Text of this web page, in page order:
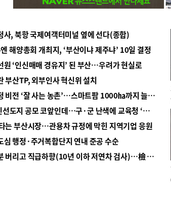
, 북항 국제여객터미널 옆에 선다(종합)
해양총회 개최지, ‘부산이냐 제주냐’ 10일 결정
‘인신매매 경유지’ 된 부산…우려가 현실로
부산TP, 외부인사 혁신위 설치
■ 경남 농정 비전 ‘잘 사는 농촌’…스마트팜 1000㏊까지 늘린다
■ 교육혁신선도지 공모 코앞인데…구·군 난색에 교육청 ‘쩔쩔’
는 부산시장…관용차 규정에 막힌 지역기업 응원
행정·주거복합단지 연내 준공 수순
■ 검사 신분 버리고 직급하향(10년 이하 저연차 검사)…檢 중수청행 기피